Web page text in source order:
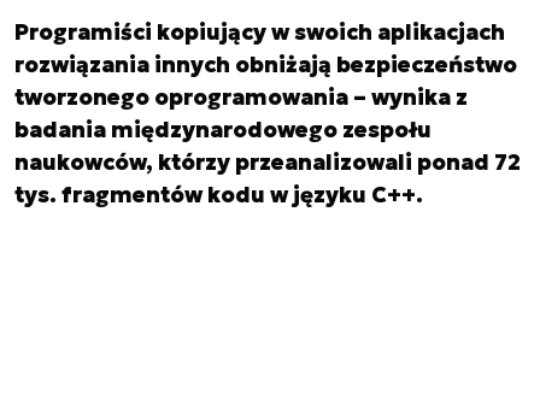
Programiści kopiujący w swoich aplikacjach
rozwiązania innych obniżają bezpieczeństwo
tworzonego oprogramowania – wynika z
badania międzynarodowego zespołu
naukowców, którzy przeanalizowali ponad 72
tys. fragmentów kodu w języku C++.